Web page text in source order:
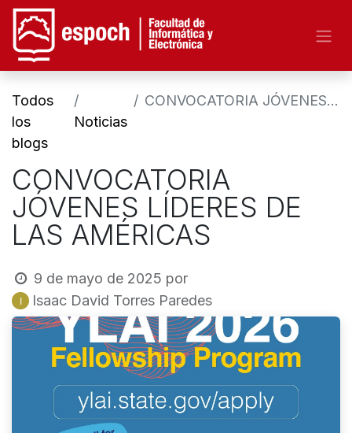
Todos
los
blogs
Noticias
CONVOCATORIA JÓVENES LÍDERES DE LAS AMÉRICAS
CONVOCATORIA
JÓVENES LÍDERES DE
LAS AMÉRICAS
9 de mayo de 2025 por
Isaac David Torres Paredes